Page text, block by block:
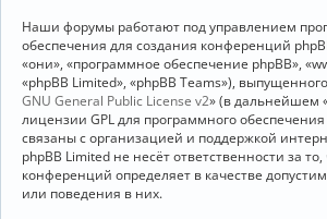
Наши форумы работают под управлением
обеспечения для создания конференций
«они», «программное обеспечение phpBB»,
«phpBB Limited», «phpBB Teams»),
GNU General Public License v2» (в дальнейшем
лицензии GPL для программного обеспечения
связаны с организацией и поддержкой
phpBB Limited не несёт ответственности за
конференций определяет в качестве
или поведения в них.